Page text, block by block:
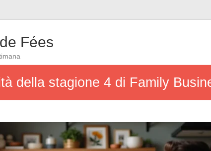
Fées
della stagione 4 di Family